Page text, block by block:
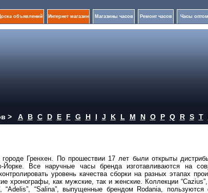
объявлений Интернет магазин Магазины часов Ремонт часов Часы оптом
> A B C D E F G H I J K L M N O P Q R S T
Гренхен. По прошествии 17 лет были открыты
Все наручные часы бренда изготавливаются на
уровень качества сборки на разных этапах
хронографы, как мужские, так и женские. Коллекции “Cazius”,
“Adelis”, “Salina”, выпущенные брендом Rodania, пользуются